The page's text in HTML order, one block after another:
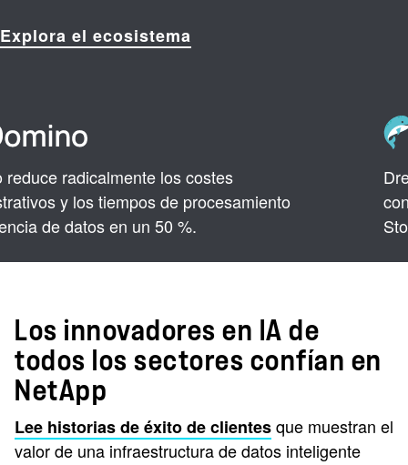
Explora el ecosistema
los costes
tiempos de procesamiento
en un 50 %.
Dremio
con el
Los innovadores en IA de
todos los sectores confían en
NetApp
Lee historias de éxito de clientesque muestran el
valor de una infraestructura de datos inteligente